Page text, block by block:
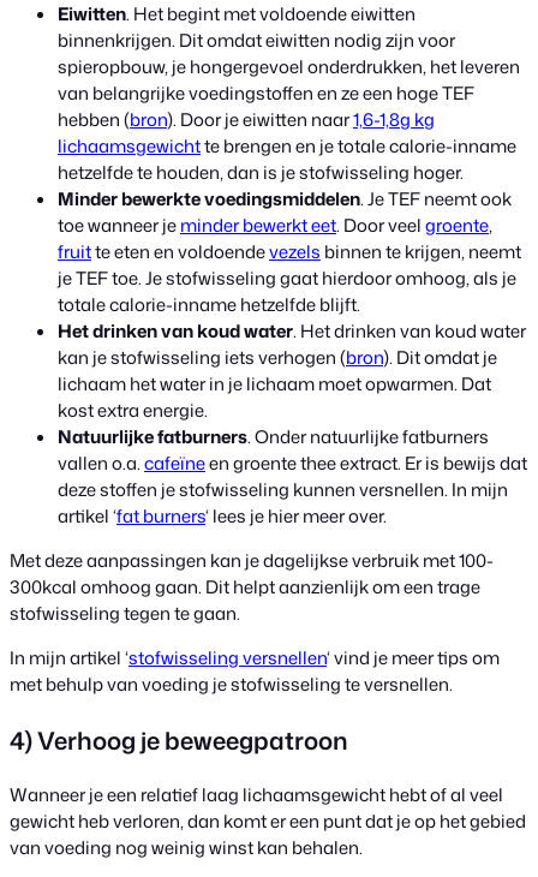
Eiwitten. Het begint met voldoende eiwitten
binnenkrijgen. Dit omdat eiwitten nodig zijn voor
spieropbouw, je hongergevoel onderdrukken, het leveren
van belangrijke voedingstoffen en ze een hoge TEF
hebben (bron). Door je eiwitten naar1,6-1,8g kg
lichaamsgewichtte brengen en je totale calorie-inname
hetzelfde te houden, dan is je stofwisseling hoger.
Minder bewerkte voedingsmiddelen. Je TEF neemt ook
toe wanneer jeminder bewerkt eet. Door veelgroente,
fruitte eten en voldoendevezels binnen te krijgen, neemt
je TEF toe. Je stofwisseling gaat hierdoor omhoog, als je
totale calorie-inname hetzelfde blijft.
Het drinken van koud water. Het drinken van koud water
kan je stofwisseling iets verhogen (bron). Dit omdat je
lichaam het water in je lichaam moet opwarmen. Dat
kost extra energie.
Natuurlijke fatburners. Onder natuurlijke fatburners
vallen o.a.cafeïneen groente thee extract. Er is bewijs dat
deze stoffen je stofwisseling kunnen versnellen. In mijn
artikel ‘fat burners‘ lees je hier meer over.
Met deze aanpassingen kan je dagelijkse verbruik met 100-
300kcal omhoog gaan. Dit helpt aanzienlijk om een trage
stofwisseling tegen te gaan.
In mijn artikel ‘stofwisseling versnellen‘ vind je meer tips om
met behulp van voeding je stofwisseling te versnellen.
4) Verhoog je beweegpatroon
Wanneer je een relatief laag lichaamsgewicht hebt of al veel
gewicht heb verloren, dan komt er een punt dat je op het gebied
van voeding nog weinig winst kan behalen.